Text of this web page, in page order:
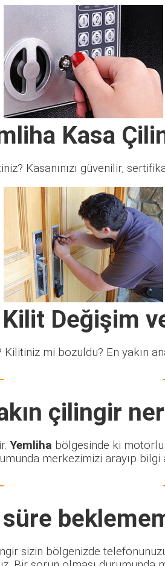
Kasa
Kasanınızı güvenilir,
Değişim
Kilitiniz mi bozuldu? En yakın
çilingir
Yemliha bölgesinde ki
merkezimizi arayıp bilgi
sizin bölgenizde